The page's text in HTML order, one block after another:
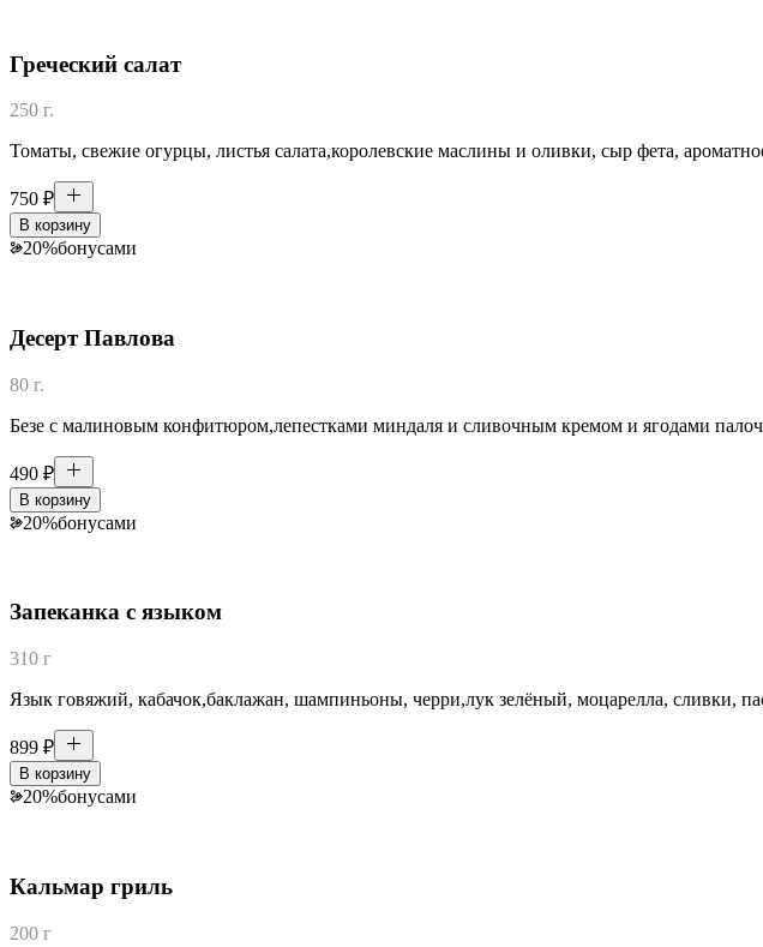
Греческий салат
250 г.
Томаты, свежие огурцы, листья салата,королевские маслины и оливки, сыр фета,
750 ₽
В корзину
20%бонусами
Десерт Павлова
80 г.
Безе с малиновым конфитюром,лепестками миндаля и сливочным кремом и ягодами
490 ₽
В корзину
20%бонусами
Запеканка с языком
310 г
Язык говяжий, кабачок,баклажан, шампиньоны, черри,лук зелёный, моцарелла, сливки,
899 ₽
В корзину
20%бонусами
Кальмар гриль
200 г